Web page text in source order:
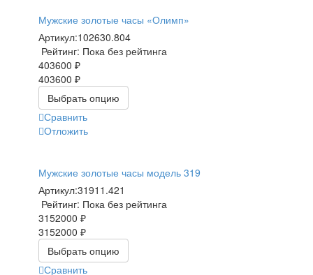
Мужские золотые часы «Олимп»
Артикул:102630.804
Рейтинг: Пока без рейтинга
403600 ₽
403600 ₽
Выбрать опцию
Сравнить
Отложить
Мужские золотые часы модель 319
Артикул:31911.421
Рейтинг: Пока без рейтинга
3152000 ₽
3152000 ₽
Выбрать опцию
Сравнить